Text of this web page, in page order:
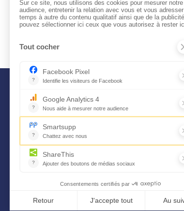
Audace Bonheur